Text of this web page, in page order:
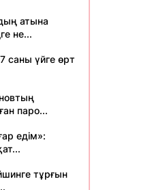
атына
не...
саны үйге өрт
паро...
едім»:
тұрғын